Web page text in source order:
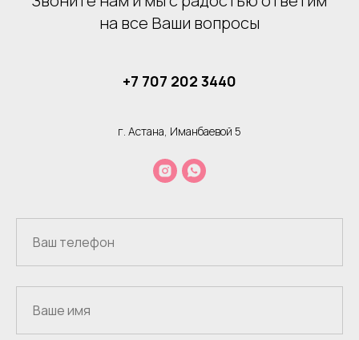
на все Ваши вопросы
+7 707 202 3440
г. Астана, Иманбаевой 5